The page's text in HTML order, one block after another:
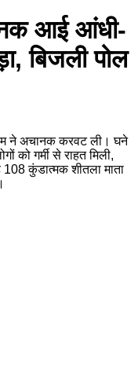
आई आंधी-
बिजली पोल
ने अचानक करवट ली। घने
को गर्मी से राहत मिली,
कुंडात्मक शीतला माता